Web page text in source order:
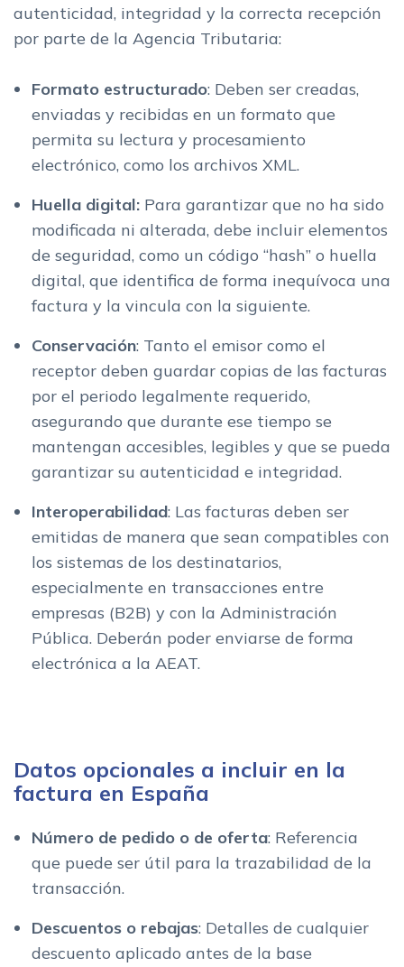
autenticidad, integridad y la correcta recepción
por parte de la Agencia Tributaria:
Formato estructurado: Deben ser creadas,
enviadas y recibidas en un formato que
permita su lectura y procesamiento
electrónico, como los archivos XML.
Huella digital: Para garantizar que no ha sido
modificada ni alterada, debe incluir elementos
de seguridad, como un código “hash” o huella
digital, que identifica de forma inequívoca una
factura y la vincula con la siguiente.
Conservación: Tanto el emisor como el
receptor deben guardar copias de las facturas
por el periodo legalmente requerido,
asegurando que durante ese tiempo se
mantengan accesibles, legibles y que se pueda
garantizar su autenticidad e integridad.
Interoperabilidad: Las facturas deben ser
emitidas de manera que sean compatibles con
los sistemas de los destinatarios,
especialmente en transacciones entre
empresas (B2B) y con la Administración
Pública. Deberán poder enviarse de forma
electrónica a la AEAT.
Datos opcionales a incluir en la
factura en España
Número de pedido o de oferta: Referencia
que puede ser útil para la trazabilidad de la
transacción.
Descuentos o rebajas: Detalles de cualquier
descuento aplicado antes de la base